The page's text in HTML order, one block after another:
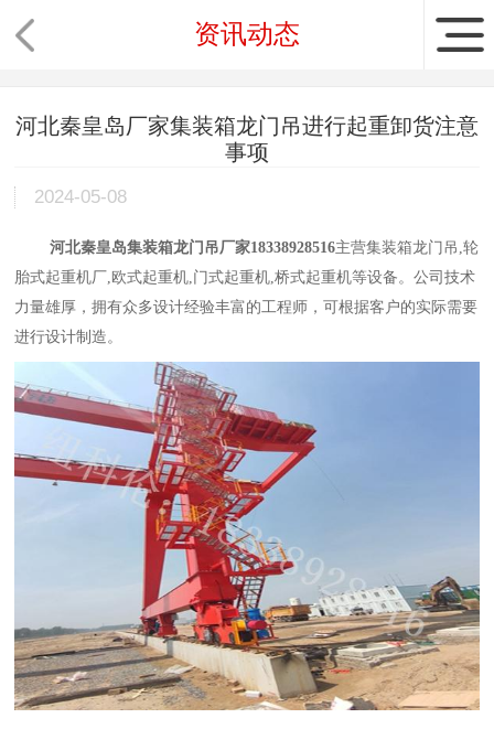
资讯动态
河北秦皇岛厂家集装箱龙门吊进行起重卸货注意
事项
2024-05-08
河北秦皇岛集装箱龙门吊厂家18338928516主营集装箱龙门吊,轮
胎式起重机厂,欧式起重机,门式起重机,桥式起重机等设备。公司技术
力量雄厚，拥有众多设计经验丰富的工程师，可根据客户的实际需要
进行设计制造。